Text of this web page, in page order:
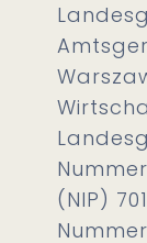
(NIP)